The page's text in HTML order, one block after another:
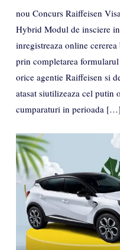
nou Concurs Raiffeisen
Hybrid Modul de insciere
inregistreaza online
prin completarea
orice agentie Raiffeisen si
atasat siutilizeaza cel putin
cumparaturi in perioada […]